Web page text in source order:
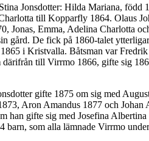
Jonsdotter: Hilda Mariana,
till Kopparfly 1864. Olaus
Emma, Adelina Charlotta
gård. De fick på 1860-talet
i Kristvalla. Båtsman var
till Virrmo 1866, gifte sig
gifte 1875 om sig med
Aron Amandus 1877 och
han gifte sig med Josefina
barn, som alla lämnade Virrmo